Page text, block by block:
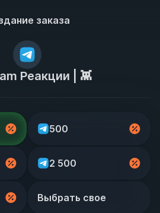
заказа
Реакции | 👾
500
2 500
Выбрать свое